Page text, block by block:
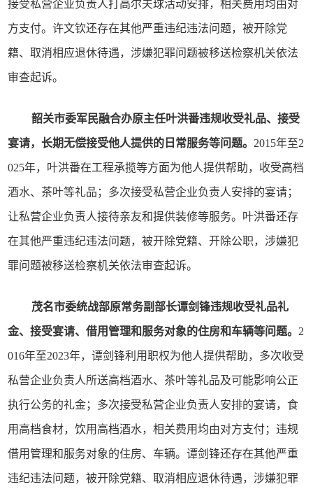
接受私营企业负责人打高尔夫球活动安排，相关费用均由对
方支付。许文钦还存在其他严重违纪违法问题，被开除党
籍、取消相应退休待遇，涉嫌犯罪问题被移送检察机关依法
审查起诉。
韶关市委军民融合办原主任叶洪番违规收受礼品、接受
宴请，长期无偿接受他人提供的日常服务等问题。 2015年至2
025年，叶洪番在工程承揽等方面为他人提供帮助，收受高档
酒水、茶叶等礼品；多次接受私营企业负责人安排的宴请；
让私营企业负责人接待亲友和提供装修等服务。叶洪番还存
在其他严重违纪违法问题，被开除党籍、开除公职，涉嫌犯
罪问题被移送检察机关依法审查起诉。
茂名市委统战部原常务副部长谭剑锋违规收受礼品礼
金、接受宴请、借用管理和服务对象的住房和车辆等问题。 2
016年至2023年，谭剑锋利用职权为他人提供帮助，多次收受
私营企业负责人所送高档酒水、茶叶等礼品及可能影响公正
执行公务的礼金；多次接受私营企业负责人安排的宴请，食
用高档食材，饮用高档酒水，相关费用均由对方支付；违规
借用管理和服务对象的住房、车辆。谭剑锋还存在其他严重
违纪违法问题，被开除党籍、取消相应退休待遇，涉嫌犯罪